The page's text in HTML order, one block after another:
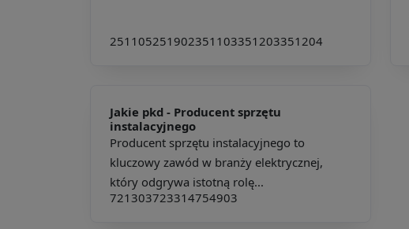
251105251902351103351203351204
Jakie pkd - Producent sprzętu
instalacyjnego
Producent sprzętu instalacyjnego to
kluczowy zawód w branży elektrycznej,
który odgrywa istotną rolę...
721303723314754903